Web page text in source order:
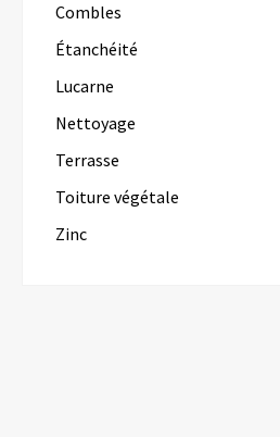
Combles
Étanchéité
Lucarne
Nettoyage
Terrasse
Toiture végétale
Zinc